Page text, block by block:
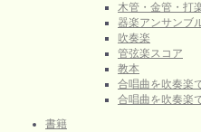
木管・金管・打
器楽アンサンブ
吹奏楽
管弦楽スコア
教本
合唱曲を吹奏楽
合唱曲を吹奏楽
書籍